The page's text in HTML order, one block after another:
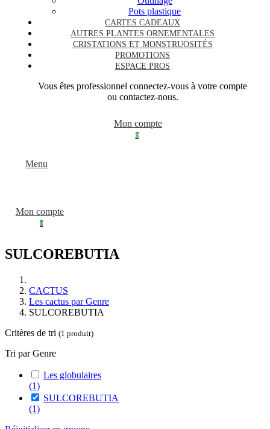
Pots plastique
CARTES CADEAUX
AUTRES PLANTES ORNEMENTALES
CRISTATIONS ET MONSTRUOSITÉS
PROMOTIONS
ESPACE PROS
Vous êtes professionnel connectez-vous à votre compte
ou contactez-nous.
Mon compte
0
Menu
Mon compte
0
SULCOREBUTIA
CACTUS
Les cactus par Genre
SULCOREBUTIA
Critères de tri (1 produit)
Tri par Genre
Les globulaires
(1)
SULCOREBUTIA
(1)